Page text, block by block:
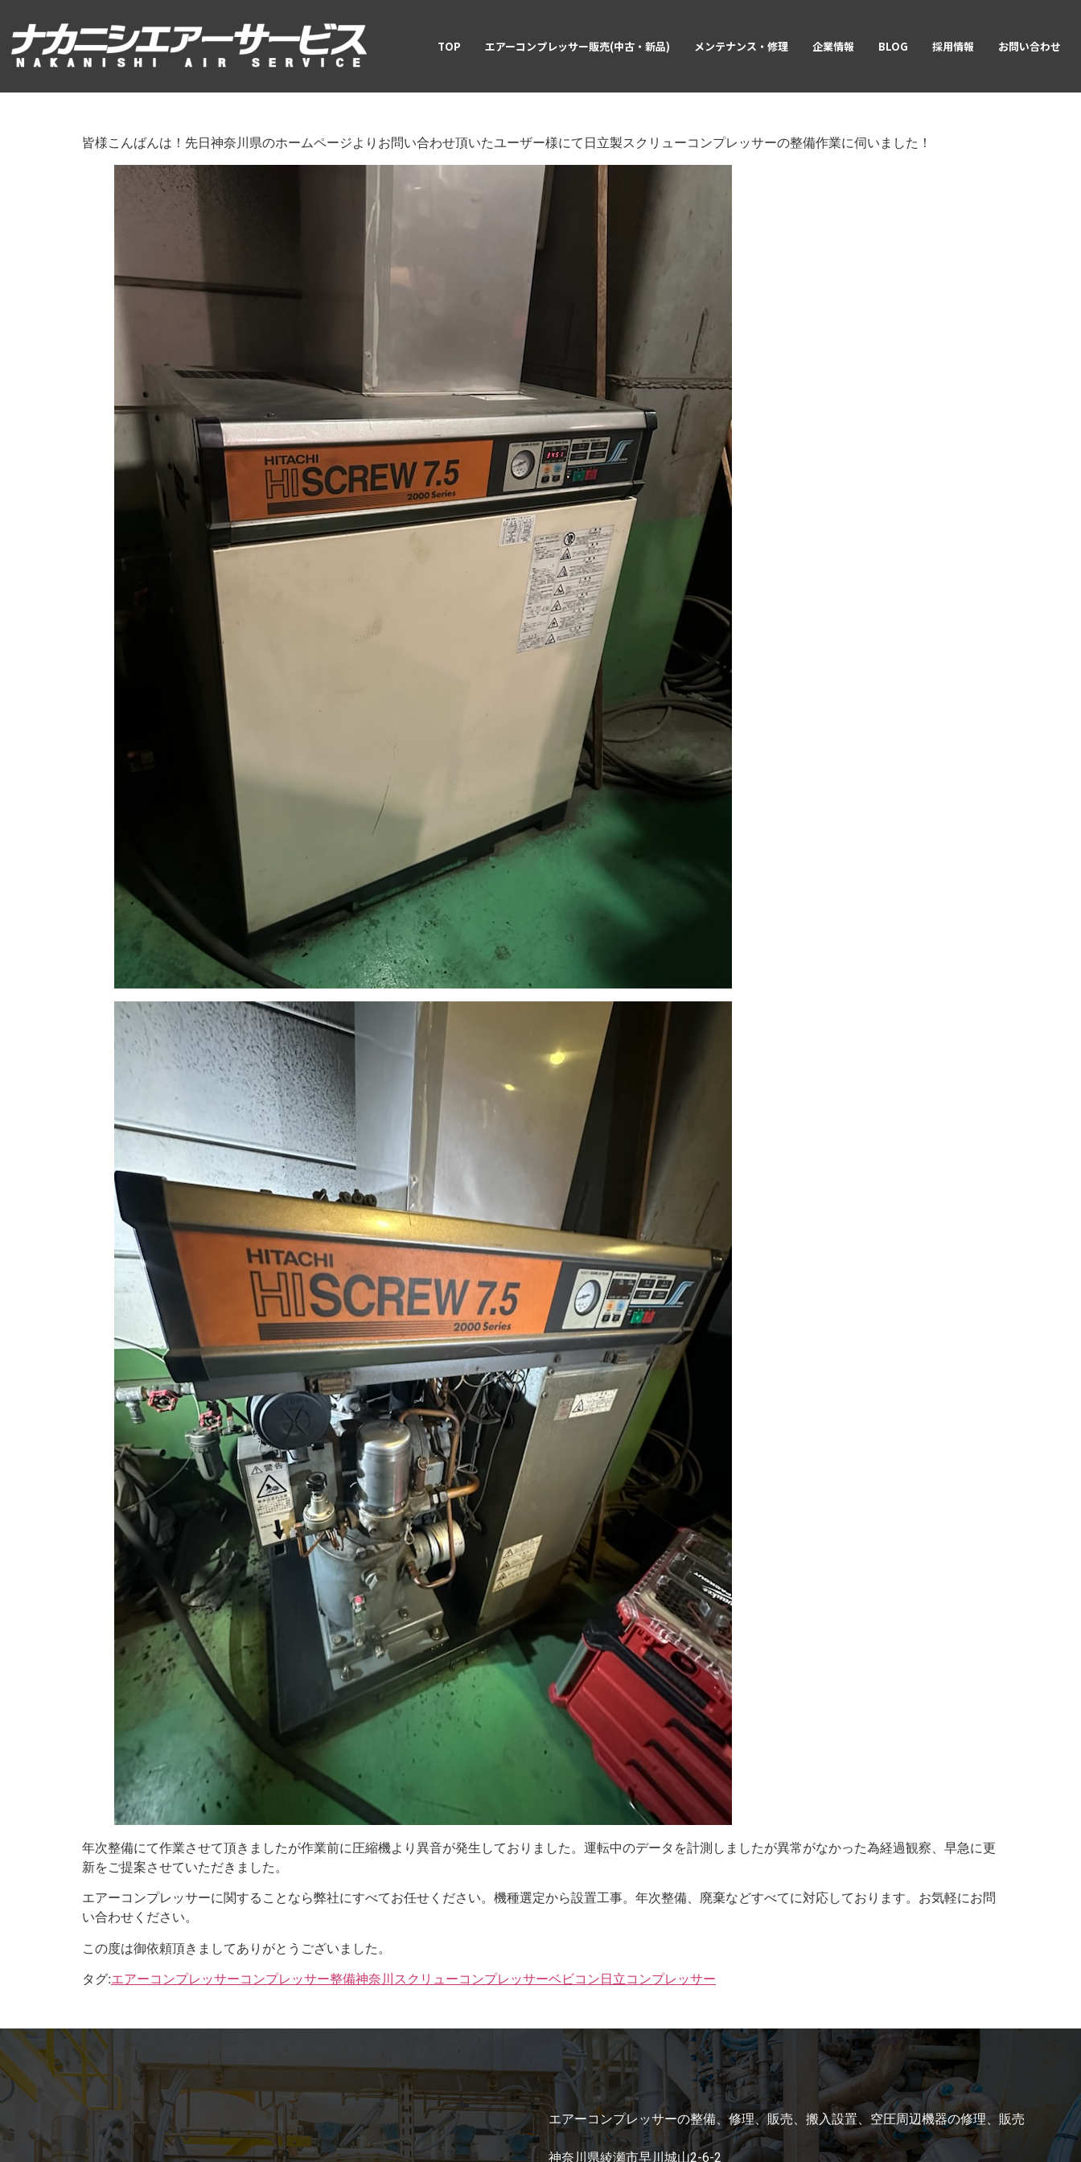
TOP エアーコンプレッサー販売(中古・新品) メンテナンス・修理 企業情報 BLOG 採用情報 お問い合わせ
皆様こんばんは！先日神奈川県のホームページよりお問い合わせ頂いたユーザー様にて日立製スクリューコンプレッサーの整備作業に伺いました！
年次整備にて作業させて頂きましたが作業前に圧縮機より異音が発生しておりました。運転中のデータを計測しましたが異常がなかった為経過観察、早急に更
新をご提案させていただきました。
エアーコンプレッサーに関することなら弊社にすべてお任せください。機種選定から設置工事。年次整備、廃棄などすべてに対応しております。お気軽にお問
い合わせください。
この度は御依頼頂きましてありがとうございました。
タグ:エアーコンプレッサーコンプレッサー整備神奈川 スクリューコンプレッサーベビコン日立コンプレッサー
エアーコンプレッサーの整備、修理、販売、搬入設置、空圧周辺機器の修理、販売
神奈川県綾瀬市早川城山2-6-2